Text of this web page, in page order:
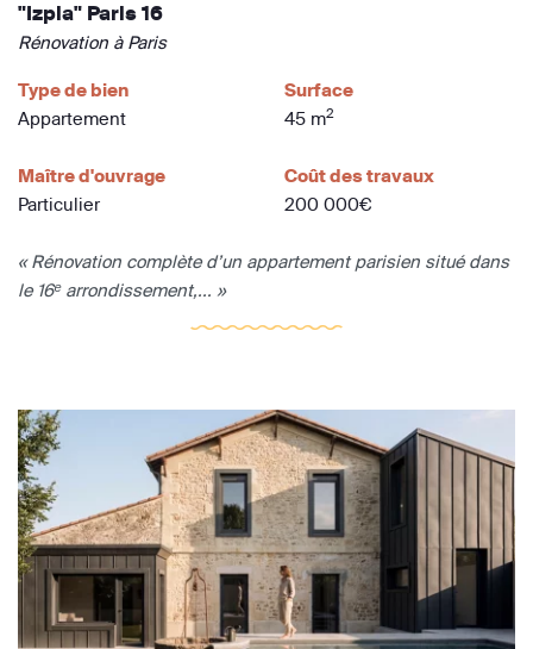
"Izpia" Paris 16
Rénovation à Paris
Type de bien
Appartement
Surface
45 m2
Maître d'ouvrage
Particulier
Coût des travaux
200 000€
« Rénovation complète d’un appartement parisien situé dans
le 16ᵉ arrondissement,... »